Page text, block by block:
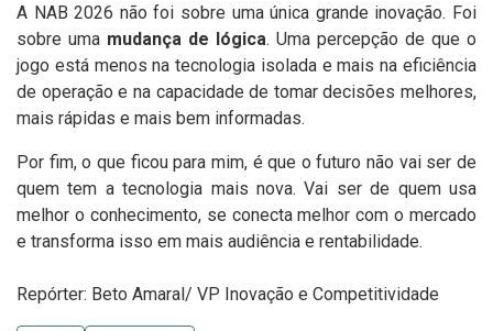
A NAB 2026 não foi sobre uma única grande inovação. Foi
sobre uma mudança de lógica. Uma percepção de que o
jogo está menos na tecnologia isolada e mais na eficiência
de operação e na capacidade de tomar decisões melhores,
mais rápidas e mais bem informadas.
Por fim, o que ficou para mim, é que o futuro não vai ser de
quem tem a tecnologia mais nova. Vai ser de quem usa
melhor o conhecimento, se conecta melhor com o mercado
e transforma isso em mais audiência e rentabilidade.
Repórter: Beto Amaral/ VP Inovação e Competitividade